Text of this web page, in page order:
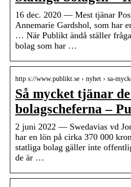
16 dec. 2020 — Mest tjänar
Annemarie Gardshol, som har
… När Publikt ändå ställer
bolag som har …
http s://www.publikt.se › nyhet › sa-
Så mycket tjänar
bolagscheferna –
2 juni 2022 — Swedavias vd
har en lön på cirka 370 000
statliga bolag gäller inte
de är …